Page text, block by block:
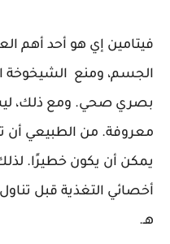
فيتامين إي هو أحد أهم
الجسم، ومنع الشيخوخة
بصري صحي. ومع ذلك،
معروفة. من الطبيعي أن
يمكن أن يكون خطيرًا.
أخصائي التغذية قبل
هـ.